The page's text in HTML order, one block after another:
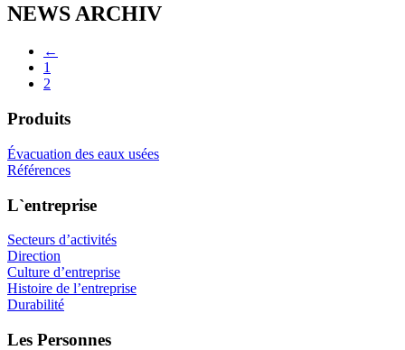
NEWS ARCHIV
←
1
2
Produits
Évacuation des eaux usées
Références
L`entreprise
Secteurs d’activités
Direction
Culture d’entreprise
Histoire de l’entreprise
Durabilité
Les Personnes